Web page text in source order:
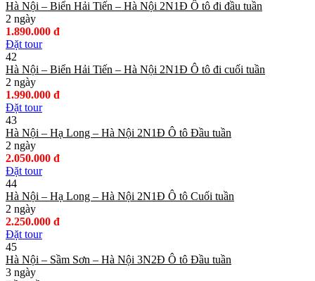
Hà Nội – Biển Hải Tiến – Hà Nội 2N1Đ Ô tô đi đầu tuần
2 ngày
1.890.000 đ
Đặt tour
42
Hà Nội – Biển Hải Tiến – Hà Nội 2N1Đ Ô tô đi cuối tuần
2 ngày
1.990.000 đ
Đặt tour
43
Hà Nội – Hạ Long – Hà Nội 2N1Đ Ô tô Đầu tuần
2 ngày
2.050.000 đ
Đặt tour
44
Hà Nội – Hạ Long – Hà Nội 2N1Đ Ô tô Cuối tuần
2 ngày
2.250.000 đ
Đặt tour
45
Hà Nội – Sầm Sơn – Hà Nội 3N2Đ Ô tô Đầu tuần
3 ngày